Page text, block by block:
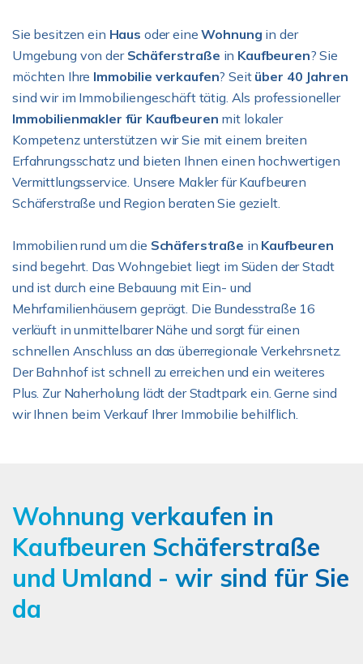
Sie besitzen ein Haus oder eineWohnung in der
Umgebung von der Schäferstraße in Kaufbeuren? Sie
möchten Ihre Immobilie verkaufen? Seitüber 40 Jahren
sind wir im Immobiliengeschäft tätig. Als professioneller
Immobilienmakler für Kaufbeuren mit lokaler
Kompetenz unterstützen wir Sie mit einem breiten
Erfahrungsschatz und bieten Ihnen einen hochwertigen
Vermittlungsservice. Unsere Makler für Kaufbeuren
Schäferstraße und Region beraten Sie gezielt.
Immobilien rund um die Schäferstraße in Kaufbeuren
sind begehrt. Das Wohngebiet liegt im Süden der Stadt
und ist durch eine Bebauung mit Ein- und
Mehrfamilienhäusern geprägt. Die Bundesstraße 16
verläuft in unmittelbarer Nähe und sorgt für einen
schnellen Anschluss an das überregionale Verkehrsnetz.
Der Bahnhof ist schnell zu erreichen und ein weiteres
Plus. Zur Naherholung lädt der Stadtpark ein. Gerne sind
wir Ihnen beim Verkauf Ihrer Immobilie behilflich.
Wohnung verkaufen in
Kaufbeuren Schäferstraße
und Umland - wir sind für Sie
da